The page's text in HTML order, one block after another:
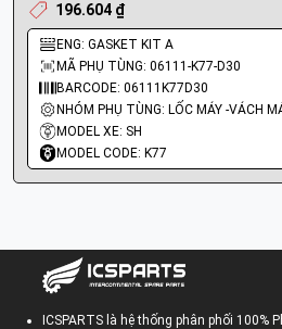
196.604 ₫
ENG: GASKET KIT A
MÃ PHỤ TÙNG: 06111-K77-D30
BARCODE: 06111K77D30
MODEL XE: SH
MODEL CODE: K77
ICSPARTS là hệ thống phân phối 100%